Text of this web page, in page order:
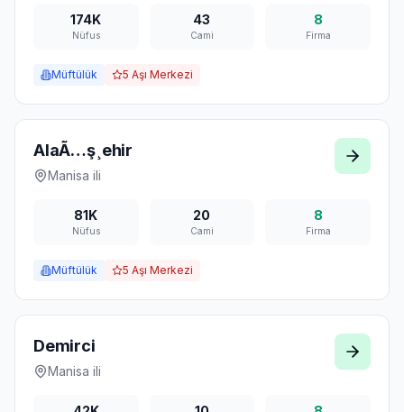
174K
Nüfus
43
Cami
8
Firma
Müftülük 5 Aşı Merkezi
AlaÃ…ş¸ehir
Manisa ili
81K
Nüfus
20
Cami
8
Firma
Müftülük 5 Aşı Merkezi
Demirci
Manisa ili